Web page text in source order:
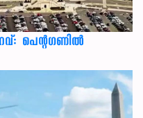
പെന്റഗണില്‍